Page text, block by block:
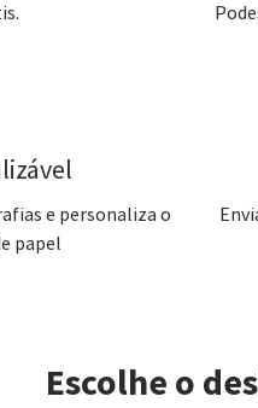
e personaliza o
papel
Escolhe o